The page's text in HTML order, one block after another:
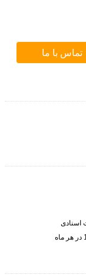
تماس با ما